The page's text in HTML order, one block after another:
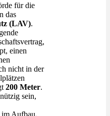
für die
das
(LAV).
einen
nicht in der
200 Meter.
sein,
Aufbau,